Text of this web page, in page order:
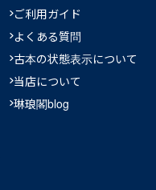
ご利用ガイド
よくある質問
古本の状態表示について
当店について
琳琅閣blog